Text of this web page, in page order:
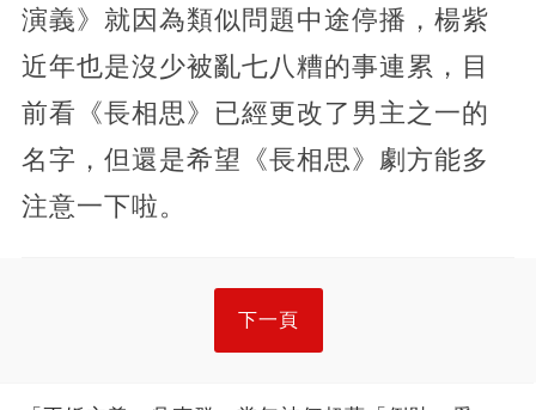
演義》就因為類似問題中途停播，楊紫
近年也是沒少被亂七八糟的事連累，目
前看《長相思》已經更改了男主之一的
名字，但還是希望《長相思》劇方能多
注意一下啦。
下一頁